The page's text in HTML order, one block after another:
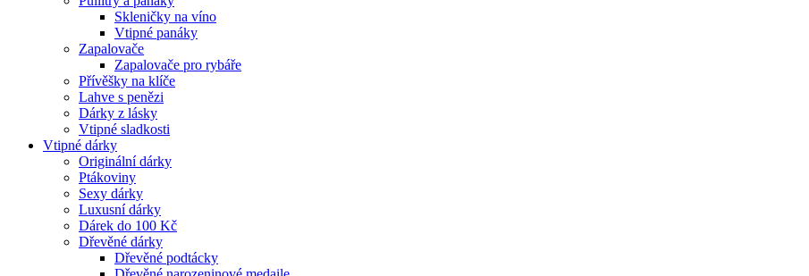
Skleničky na víno
Vtipné panáky
Zapalovače
Zapalovače pro rybáře
Přívěšky na klíče
Lahve s penězi
Dárky z lásky
Vtipné sladkosti
Vtipné dárky
Originální dárky
Ptákoviny
Sexy dárky
Luxusní dárky
Dárek do 100 Kč
Dřevěné dárky
Dřevěné podtácky